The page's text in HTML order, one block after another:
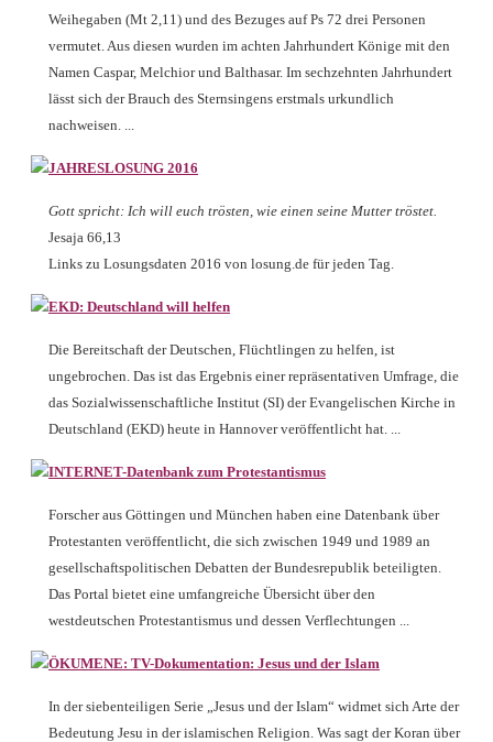
Weihegaben (Mt 2,11) und des Bezuges auf Ps 72 drei Personen
vermutet. Aus diesen wurden im achten Jahrhundert Könige mit den
Namen Caspar, Melchior und Balthasar. Im sechzehnten Jahrhundert
lässt sich der Brauch des Sternsingens erstmals urkundlich
nachweisen. ...
JAHRESLOSUNG 2016
Gott spricht: Ich will euch trösten, wie einen seine Mutter tröstet.
Jesaja 66,13
Links zu Losungsdaten 2016 von losung.de für jeden Tag.
EKD: Deutschland will helfen
Die Bereitschaft der Deutschen, Flüchtlingen zu helfen, ist
ungebrochen. Das ist das Ergebnis einer repräsentativen Umfrage, die
das Sozialwissenschaftliche Institut (SI) der Evangelischen Kirche in
Deutschland (EKD) heute in Hannover veröffentlicht hat. ...
INTERNET-Datenbank zum Protestantismus
Forscher aus Göttingen und München haben eine Datenbank über
Protestanten veröffentlicht, die sich zwischen 1949 und 1989 an
gesellschaftspolitischen Debatten der Bundesrepublik beteiligten.
Das Portal bietet eine umfangreiche Übersicht über den
westdeutschen Protestantismus und dessen Verflechtungen ...
ÖKUMENE: TV-Dokumentation: Jesus und der Islam
In der siebenteiligen Serie „Jesus und der Islam“ widmet sich Arte der
Bedeutung Jesu in der islamischen Religion. Was sagt der Koran über